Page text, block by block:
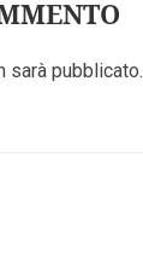
sarà pubblicato.